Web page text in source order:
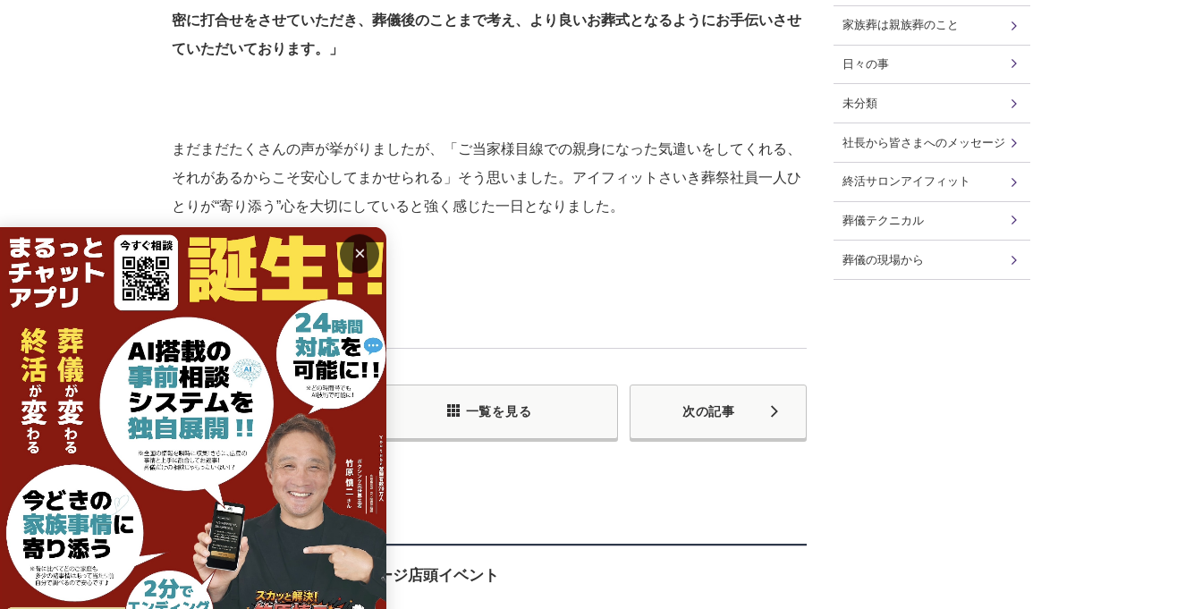
密に打合せをさせていただき、葬儀後のことまで考え、より良いお葬式となるようにお手伝いさせ
ていただいております。」
まだまだたくさんの声が挙がりましたが、「ご当家様目線での親身になった気遣いをしてくれる、
それがあるからこそ安心してまかせられる」そう思いました。アイフィットさいき葬祭社員一人ひ
とりが“寄り添う”心を大切にしていると強く感じた一日となりました。
アイフィットさいき葬祭 村上
前の記事 次の記事
一覧を見る
関連記事
ショージ店頭イベント
家族葬は親族葬のこと
日々の事
未分類
社長から皆さまへのメッセージ
終活サロンアイフィット
葬儀テクニカル
葬儀の現場から
×